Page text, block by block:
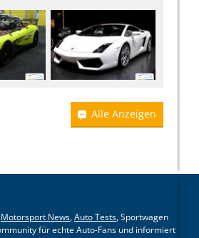
Alle Anzeigen
Motorsport News,Auto Tests, Sportwagen
für echte Auto-Fans und informiert